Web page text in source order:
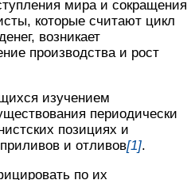
мира и сокращения
которые считают цикл
возникает
производства и рост
изучением
периодически
позициях и
и отливов[1].
по их